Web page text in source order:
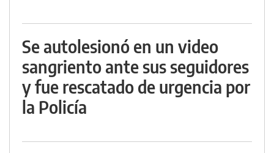
Se autolesionó en un video
sangriento ante sus seguidores
y fue rescatado de urgencia por
la Policía